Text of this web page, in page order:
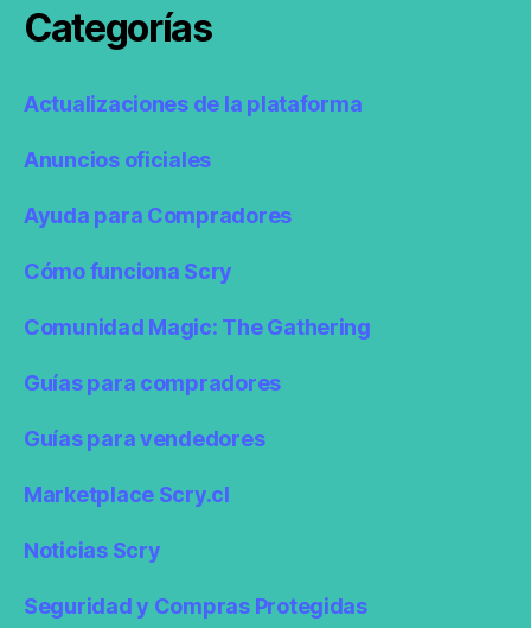
Categorías
Actualizaciones de la plataforma
Anuncios oficiales
Ayuda para Compradores
Cómo funciona Scry
Comunidad Magic: The Gathering
Guías para compradores
Guías para vendedores
Marketplace Scry.cl
Noticias Scry
Seguridad y Compras Protegidas